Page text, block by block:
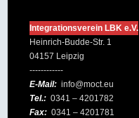
Integrationsverein LBK e.V.
Heinrich-Budde-Str. 1
04157 Leipzig
------------
E-Mail:info@moct.eu
Tel.:0341 – 4201782
Fax:0341 – 4201781